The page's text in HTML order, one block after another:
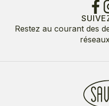
Restez au courant des